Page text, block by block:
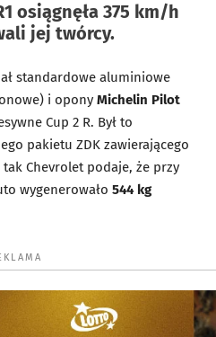
osiągnęła 375 km/h
jej twórcy.
standardowe aluminiowe
i opony Michelin Pilot
Cup 2 R. Był to
pakietu ZDK zawierającego
Chevrolet podaje, że przy
wygenerowało 544 kg